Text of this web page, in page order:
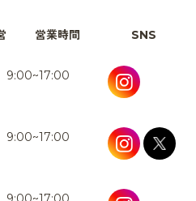
営業時間 SNS
9:00~17:00
9:00~17:00